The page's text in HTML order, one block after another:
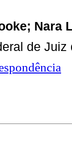
Nara
de Juiz